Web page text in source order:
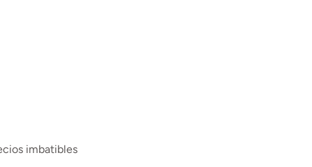
imbatibles